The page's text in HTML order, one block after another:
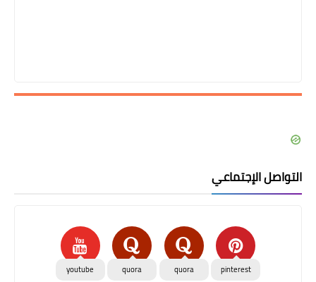
التواصل الإجتماعي
pinterest
quora
quora
youtube